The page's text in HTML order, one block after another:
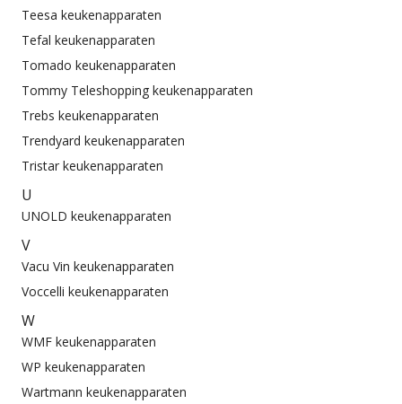
Teesa keukenapparaten
Tefal keukenapparaten
Tomado keukenapparaten
Tommy Teleshopping keukenapparaten
Trebs keukenapparaten
Trendyard keukenapparaten
Tristar keukenapparaten
U
UNOLD keukenapparaten
V
Vacu Vin keukenapparaten
Voccelli keukenapparaten
W
WMF keukenapparaten
WP keukenapparaten
Wartmann keukenapparaten